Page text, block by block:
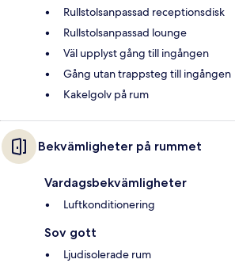
Rullstolsanpassad receptionsdisk
Rullstolsanpassad lounge
Väl upplyst gång till ingången
Gång utan trappsteg till ingången
Kakelgolv på rum
Bekvämligheter på rummet
Vardagsbekvämligheter
Luftkonditionering
Sov gott
Ljudisolerade rum